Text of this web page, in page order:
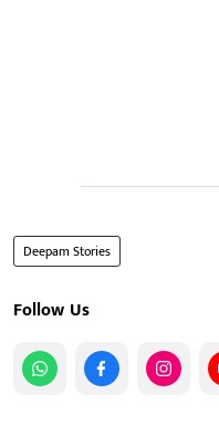
Deepam Stories
Follow Us